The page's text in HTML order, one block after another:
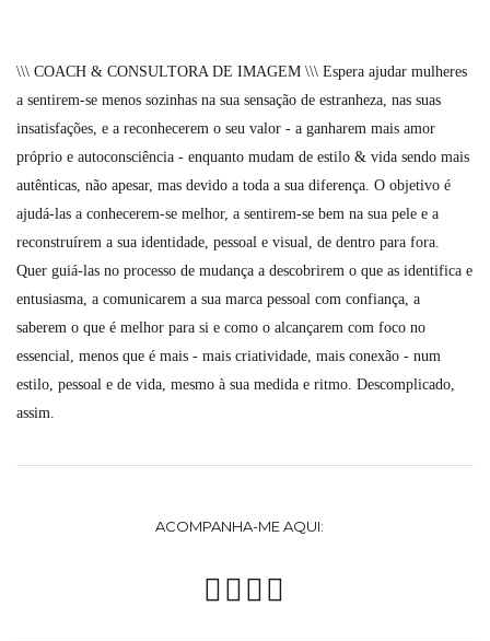
\\\ COACH & CONSULTORA DE IMAGEM \\\ Espera ajudar mulheres
a sentirem-se menos sozinhas na sua sensação de estranheza, nas suas
insatisfações, e a reconhecerem o seu valor - a ganharem mais amor
próprio e autoconsciência - enquanto mudam de estilo & vida sendo mais
autênticas, não apesar, mas devido a toda a sua diferença. O objetivo é
ajudá-las a conhecerem-se melhor, a sentirem-se bem na sua pele e a
reconstruírem a sua identidade, pessoal e visual, de dentro para fora.
Quer guiá-las no processo de mudança a descobrirem o que as identifica e
entusiasma, a comunicarem a sua marca pessoal com confiança, a
saberem o que é melhor para si e como o alcançarem com foco no
essencial, menos que é mais - mais criatividade, mais conexão - num
estilo, pessoal e de vida, mesmo à sua medida e ritmo. Descomplicado,
assim.
ACOMPANHA-ME AQUI: